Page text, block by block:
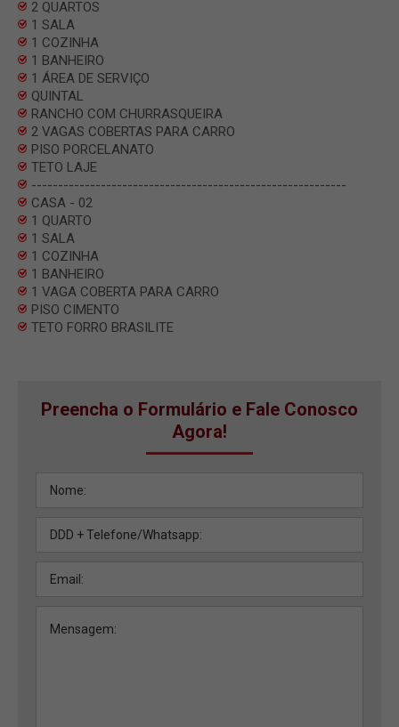
2 QUARTOS
1 SALA
1 COZINHA
1 BANHEIRO
1 ÁREA DE SERVIÇO
QUINTAL
RANCHO COM CHURRASQUEIRA
2 VAGAS COBERTAS PARA CARRO
PISO PORCELANATO
TETO LAJE
-----------------------------------------------------------
CASA - 02
1 QUARTO
1 SALA
1 COZINHA
1 BANHEIRO
1 VAGA COBERTA PARA CARRO
PISO CIMENTO
TETO FORRO BRASILITE
Preencha o Formulário e Fale Conosco
Agora!